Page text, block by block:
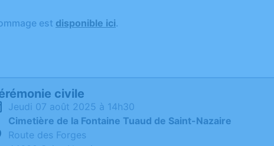
est disponible ici.
civile
jeudi 07 août 2025 à 14h30
Cimetière de la Fontaine Tuaud de Saint-Nazaire
Route des Forges